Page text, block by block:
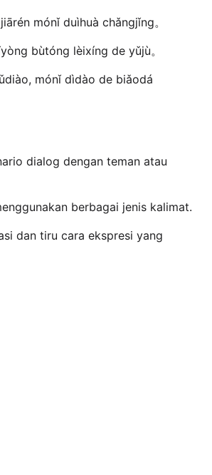
mónǐ duìhuà chǎngjǐng。
bùtóng lèixíng de yǔjù。
mónǐ dìdào de biǎodá
dialog dengan teman atau
berbagai jenis kalimat.
dan tiru cara ekspresi yang